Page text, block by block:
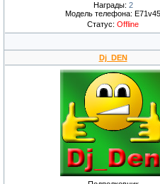
Награды: 2
Модель телефона: E71v45
Статус: Offline
Dj_DEN